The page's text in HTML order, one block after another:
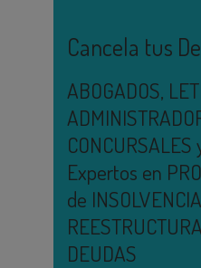
Cancela tus
ABOGADOS,
CONCURSALES
Expertos en
de
DEUDAS